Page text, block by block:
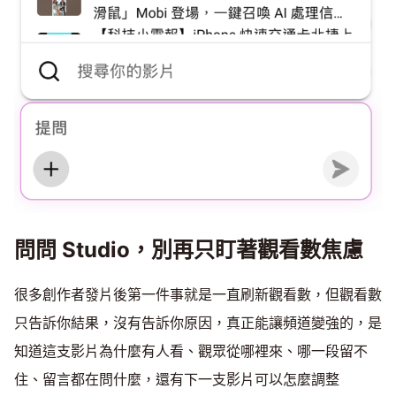
問問 Studio，別再只盯著觀看數焦慮
很多創作者發片後第一件事就是一直刷新觀看數，但觀看數
只告訴你結果，沒有告訴你原因，真正能讓頻道變強的，是
知道這支影片為什麼有人看、觀眾從哪裡來、哪一段留不
住、留言都在問什麼，還有下一支影片可以怎麼調整